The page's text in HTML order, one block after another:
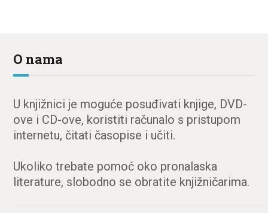
O nama
U knjižnici je moguće posuđivati knjige, DVD-
ove i CD-ove, koristiti računalo s pristupom
internetu, čitati časopise i učiti.
Ukoliko trebate pomoć oko pronalaska
literature, slobodno se obratite knjižničarima.